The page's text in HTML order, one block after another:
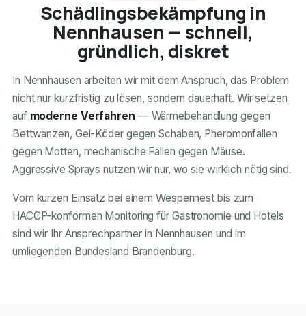
Schädlingsbekämpfung in
Nennhausen — schnell,
gründlich, diskret
In Nennhausen arbeiten wir mit dem Anspruch, das Problem
nicht nur kurzfristig zu lösen, sondern dauerhaft. Wir setzen
auf moderne Verfahren — Wärmebehandlung gegen
Bettwanzen, Gel-Köder gegen Schaben, Pheromonfallen
gegen Motten, mechanische Fallen gegen Mäuse.
Aggressive Sprays nutzen wir nur, wo sie wirklich nötig sind.
Vom kurzen Einsatz bei einem Wespennest bis zum
HACCP-konformen Monitoring für Gastronomie und Hotels
sind wir Ihr Ansprechpartner in Nennhausen und im
umliegenden Bundesland Brandenburg.